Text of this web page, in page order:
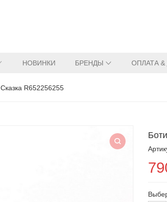
НОВИНКИ БРЕНДЫ ОПЛАТА
Сказка R652256255